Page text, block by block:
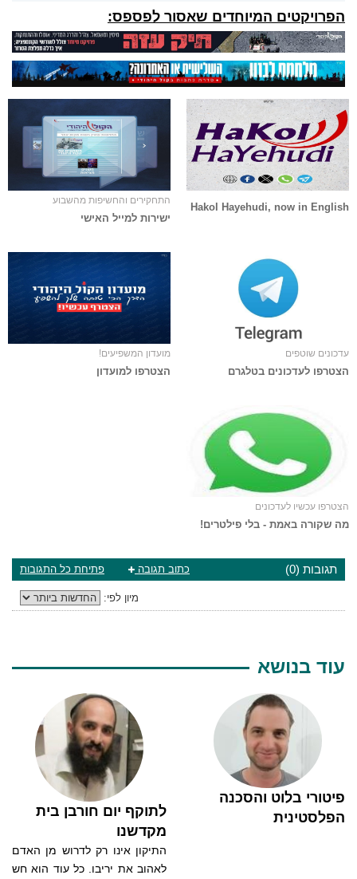
הפרויקטים המיוחדים שאסור לפספס:
Hakol Hayehudi, now in English
התחקירים והחשיפות מהשבוע
ישירות למייל האישי
עדכונים שוטפים
הצטרפו לעדכונים בטלגרם
מועדון המשפיעים!
הצטרפו למועדון
הצטרפו עכשיו לעדכונים
מה שקורה באמת - בלי פילטרים!
תגובות (0) פתיחת כל התגובות כתוב תגובה
מיון לפי:
עוד בנושא
פיטורי בלוט והסכנה
הפלסטינית
לתוקף יום חורבן בית
מקדשנו
התיקון אינו רק לדרוש מן האדם
לאהוב את יריבו. כל עוד הוא חש